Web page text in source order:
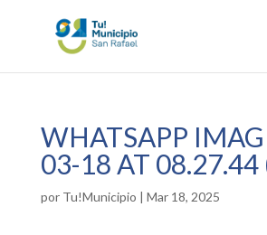
WHATSAPP
03-18 AT 08.27.44
por Tu!Municipio | Mar 18, 2025